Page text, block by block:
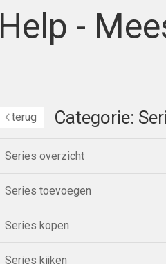
Help -
terug Categorie:
Series overzicht
Series toevoegen
Series kopen
Series kijken